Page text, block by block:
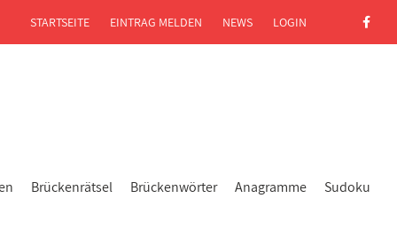
Brückenrätsel Brückenwörter Anagramme Sudoku
STARTSEITE EINTRAG MELDEN NEWS LOGIN